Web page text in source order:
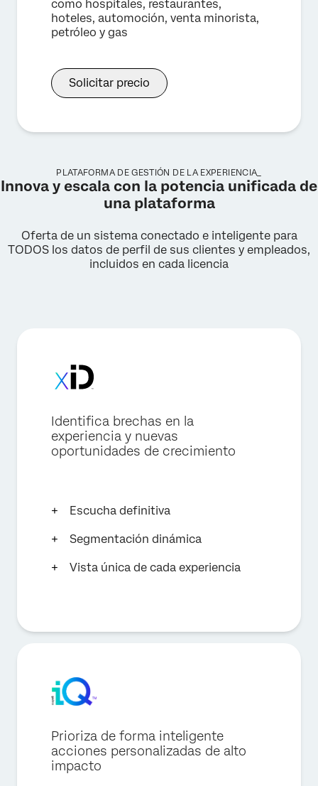
como hospitales, restaurantes,
hoteles, automoción, venta minorista,
petróleo y gas
Solicitar precio
PLATAFORMA DE GESTIÓN DE LA EXPERIENCIA_
Innova y escala con la potencia unificada de
una plataforma
Oferta de un sistema conectado e inteligente para
TODOS los datos de perfil de sus clientes y empleados,
incluidos en cada licencia
Identifica brechas en la
experiencia y nuevas
oportunidades de crecimiento
Escucha definitiva
Segmentación dinámica
Vista única de cada experiencia
Prioriza de forma inteligente
acciones personalizadas de alto
impacto